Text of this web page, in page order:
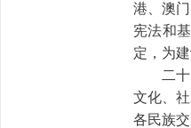
港、澳
宪法和
定，为
二十、
文化、
各民族